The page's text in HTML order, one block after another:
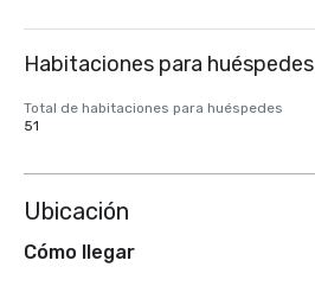
Habitaciones para huéspedes
Total de habitaciones para huéspedes
51
Ubicación
Cómo llegar